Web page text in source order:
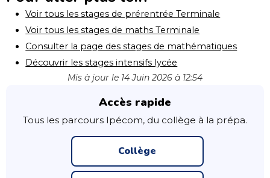
Voir tous les stages de prérentrée Terminale
Voir tous les stages de maths Terminale
Consulter la page des stages de mathématiques
Découvrir les stages intensifs lycée
Mis à jour le 14 Juin 2026 à 12:54
Accès rapide
Tous les parcours Ipécom, du collège à la prépa.
Collège